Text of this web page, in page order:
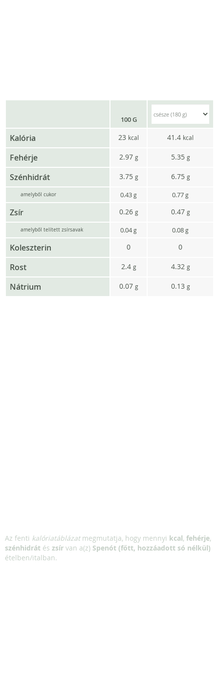
100 G
Kalória 23 kcal 41.4 kcal
Fehérje 2.97 g 5.35 g
Szénhidrát 3.75 g 6.75 g
amelyből cukor 0.43g 0.77g
Zsír 0.26 g 0.47 g
amelyből telített zsírsavak 0.04g 0.08g
Koleszterin 0 0
Rost 2.4 g 4.32 g
Nátrium 0.07 g 0.13 g
Az fenti kalóriatáblázatmegmutatja, hogy mennyi kcal, fehérje,
szénhidrát és zsír van a(z) Spenót (főtt, hozzáadott só nélkül)
ételben/italban.